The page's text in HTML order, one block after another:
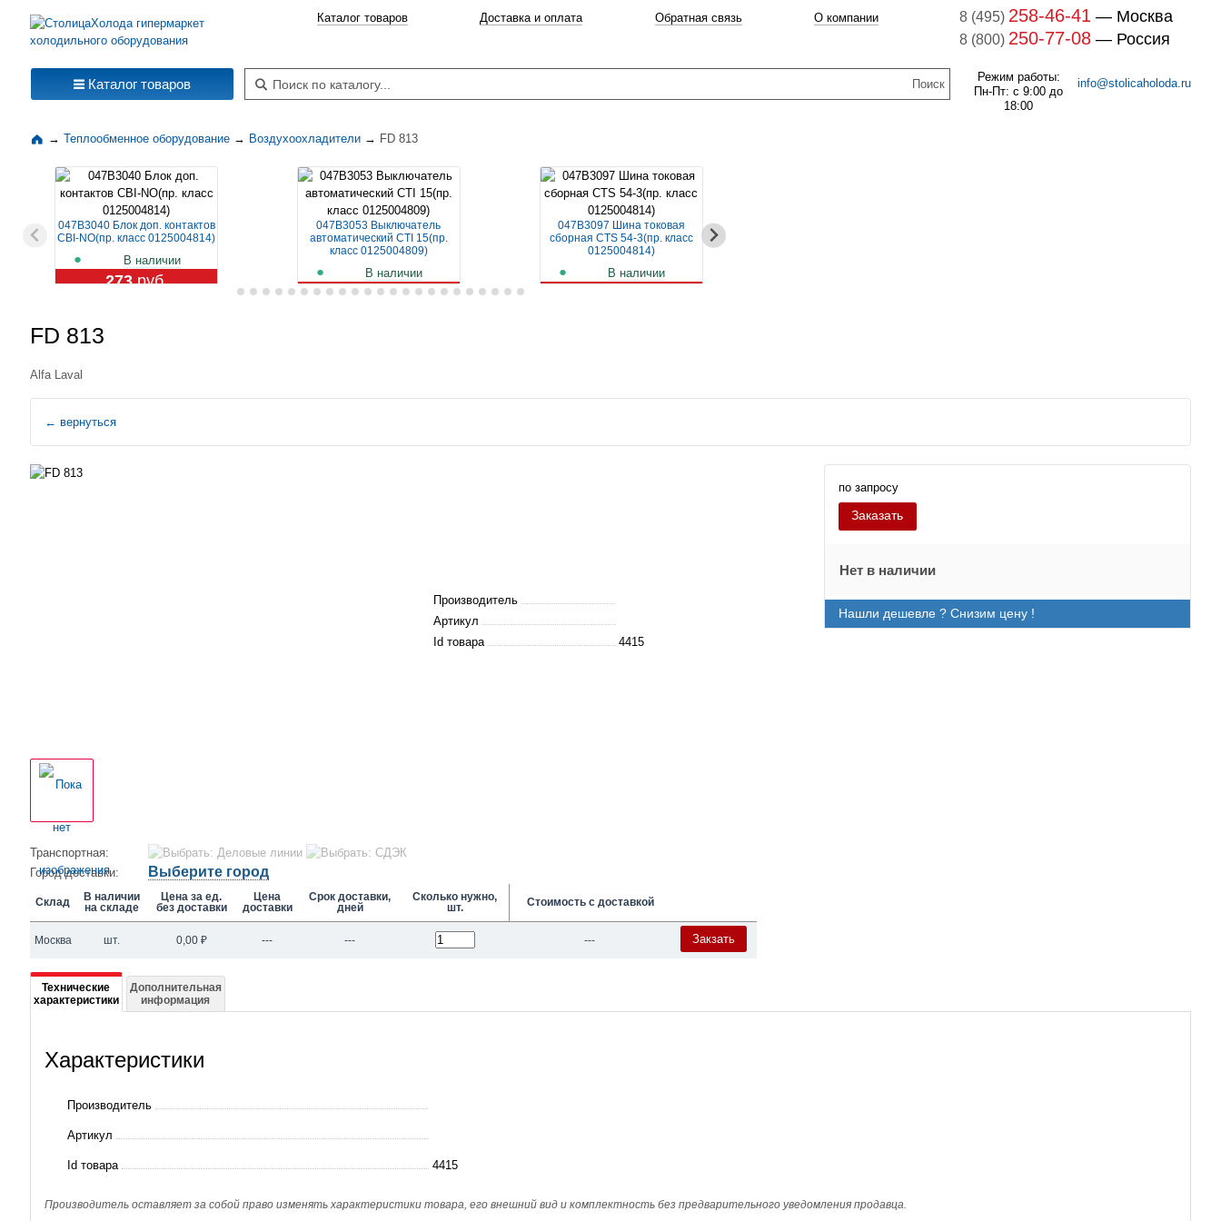
Каталог товаров Доставка и оплата Обратная связь О компании
Поиск по каталогу
8 (495) 258-46-41 — Москва
8 (800) 250-77-08 — Россия
Режим работы:
Пн-Пт: с 9:00 до
18:00
info@stolicaholoda.ru
Каталог товаров
→ Теплообменное оборудование → Воздухоохладители → FD 813
047B3040 Блок доп. контактов
CBI-NO(пр. класс 0125004814)
В наличии
273руб.
047B3053 Выключатель
автоматический CTI 15(пр.
класс 0125004809)
В наличии
1 129 руб.
047B3097 Шина токовая
сборная CTS 54-3(пр. класс
0125004814)
В наличии
FD 813
Alfa Laval
← вернуться
Производитель
Артикул
Id товара
4415
по запросу
Заказать
Нет в наличии
Нашли дешевле ? Снизим цену !
Транспортная:
Город доставки:
Выберите город
Склад
В наличии
на складе
Цена за ед.
без доставки
Цена
доставки
Срок доставки,
дней
Сколько нужно,
шт.
Стоимость с доставкой
Москва шт. 0,00 ₽ --- --- --- Закзать
Подробная
информация
FD
Технические
характеристики
Дополнительная
информация
Характеристики
Производитель
Артикул
Id товара 4415
Производитель оставляет за собой право изменять характеристики товара, его внешний вид и комплектность без предварительного уведомления продавца.